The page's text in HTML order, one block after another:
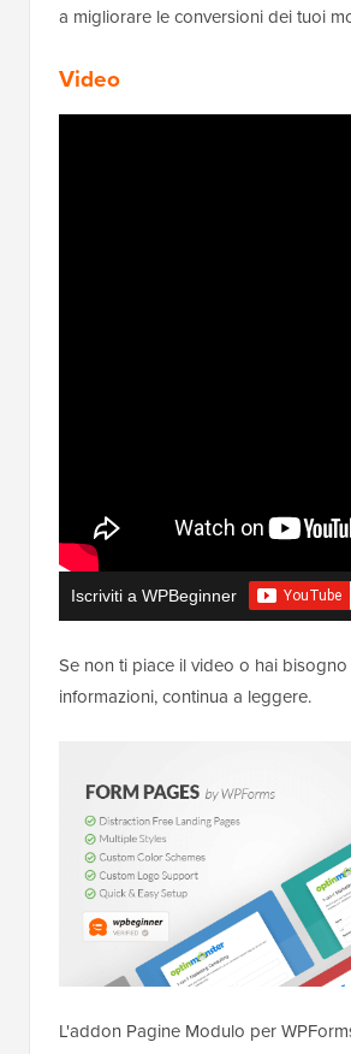
a migliorare le conversioni dei tuoi
Video
Iscriviti a WPBeginner
Se non ti piace il video o hai
informazioni, continua a leggere.
L'addon Pagine Modulo per